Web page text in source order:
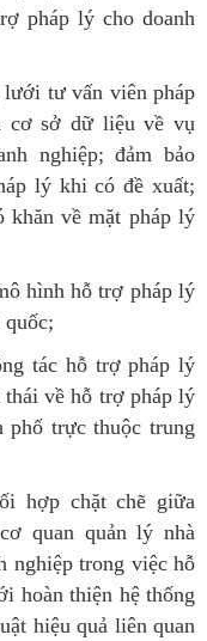
pháp lý cho doanh
lưới tư vấn viên pháp
cơ sở dữ liệu về vụ
nghiệp; đảm bảo
lý khi có đề xuất;
khăn về mặt pháp lý
hình hỗ trợ pháp lý
quốc;
tác hỗ trợ pháp lý
thái về hỗ trợ pháp lý
phố trực thuộc trung
hợp chặt chẽ giữa
quan quản lý nhà
nghiệp trong việc hỗ
hoàn thiện hệ thống
hiệu quả liên quan